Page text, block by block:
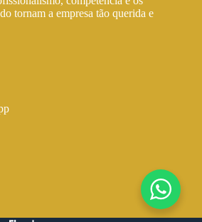
tornam a empresa tão querida e